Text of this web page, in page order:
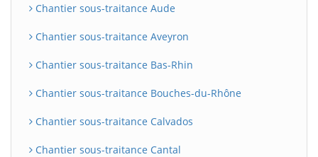
Chantier sous-traitance Aude
Chantier sous-traitance Aveyron
Chantier sous-traitance Bas-Rhin
Chantier sous-traitance Bouches-du-Rhône
Chantier sous-traitance Calvados
Chantier sous-traitance Cantal